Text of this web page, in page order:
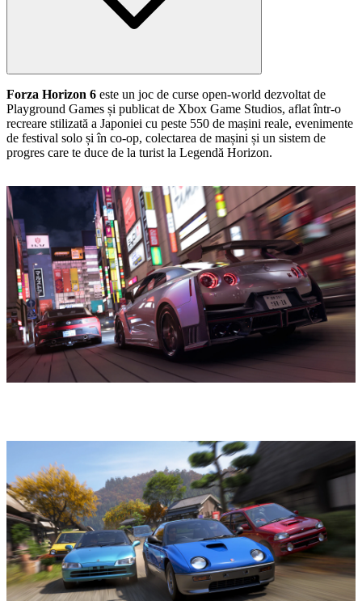
Forza Horizon 6 este un joc de curse open‑world dezvoltat de
Playground Games și publicat de Xbox Game Studios, aflat într‑o
recreare stilizată a Japoniei cu peste 550 de mașini reale, evenimente
de festival solo și în co‑op, colectarea de mașini și un sistem de
progres care te duce de la turist la Legendă Horizon.